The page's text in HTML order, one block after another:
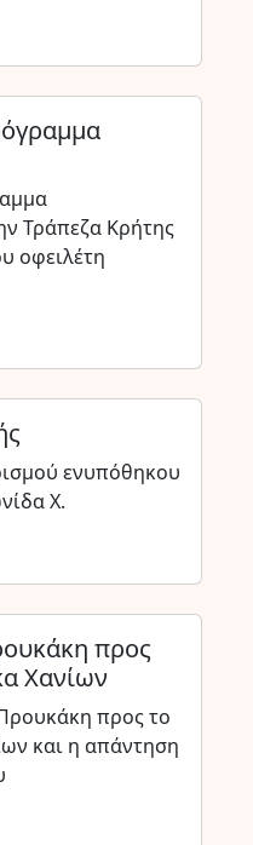
Τράπεζα Κρήτης
οφειλέτη
ενυπόθηκου
Χ.
προς
Χανίων
προς το
και η απάντηση